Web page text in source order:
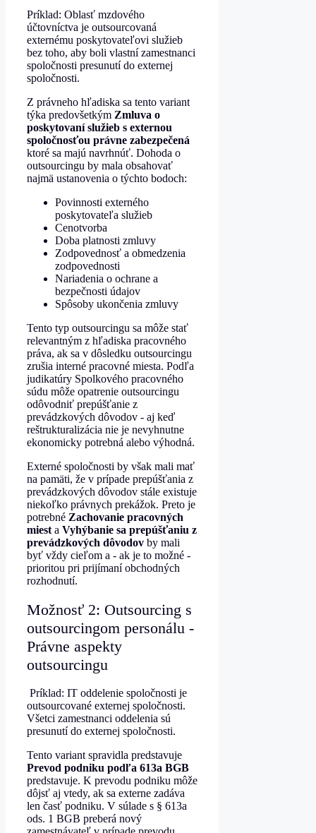
Príklad: Oblasť mzdového
účtovníctva je outsourcovaná
externému poskytovateľovi služieb
bez toho, aby boli vlastní zamestnanci
spoločnosti presunutí do externej
spoločnosti.
Z právneho hľadiska sa tento variant
týka predovšetkým Zmluva o
poskytovaní služieb s externou
spoločnosťou právne zabezpečená
ktoré sa majú navrhnúť. Dohoda o
outsourcingu by mala obsahovať
najmä ustanovenia o týchto bodoch:
Povinnosti externého
poskytovateľa služieb
Cenotvorba
Doba platnosti zmluvy
Zodpovednosť a obmedzenia
zodpovednosti
Nariadenia o ochrane a
bezpečnosti údajov
Spôsoby ukončenia zmluvy
Tento typ outsourcingu sa môže stať
relevantným z hľadiska pracovného
práva, ak sa v dôsledku outsourcingu
zrušia interné pracovné miesta. Podľa
judikatúry Spolkového pracovného
súdu môže opatrenie outsourcingu
odôvodniť prepúšťanie z
prevádzkových dôvodov - aj keď
reštrukturalizácia nie je nevyhnutne
ekonomicky potrebná alebo výhodná.
Externé spoločnosti by však mali mať
na pamäti, že v prípade prepúšťania z
prevádzkových dôvodov stále existuje
niekoľko právnych prekážok. Preto je
potrebné Zachovanie pracovných
miesta Vyhýbanie sa prepúšťaniu z
prevádzkových dôvodov by mali
byť vždy cieľom a - ak je to možné -
prioritou pri prijímaní obchodných
rozhodnutí.
Možnosť 2: Outsourcing s
outsourcingom personálu -
Právne aspekty
outsourcingu
Príklad: IT oddelenie spoločnosti je
outsourcované externej spoločnosti.
Všetci zamestnanci oddelenia sú
presunutí do externej spoločnosti.
Tento variant spravidla predstavuje
Prevod podniku podľa 613a BGB
predstavuje. K prevodu podniku môže
dôjsť aj vtedy, ak sa externe zadáva
len časť podniku. V súlade s § 613a
ods. 1 BGB preberá nový